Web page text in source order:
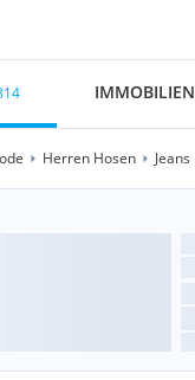
IMMOBILIEN
Herren Hosen Jeans